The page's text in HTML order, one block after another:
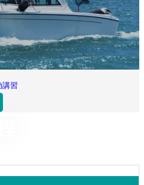
講習